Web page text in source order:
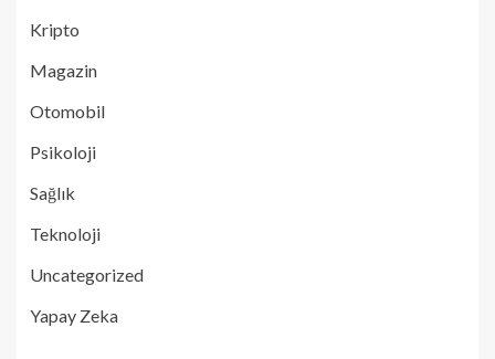
Kripto
Magazin
Otomobil
Psikoloji
Sağlık
Teknoloji
Uncategorized
Yapay Zeka